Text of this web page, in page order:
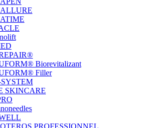
Biorevitalizant
Filler
SKINCARE
PROFESSIONNEL